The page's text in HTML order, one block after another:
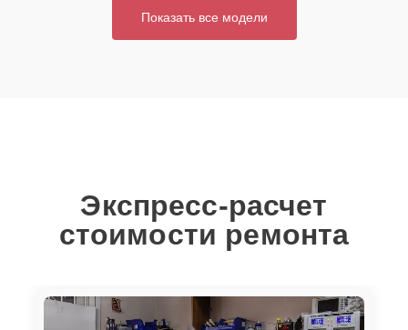
Показать все модели
Экспресс-расчет
стоимости ремонта